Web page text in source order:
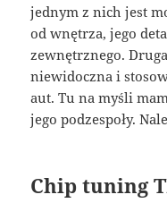
jednym z nich jest
od wnętrza, jego
zewnętrznego.
niewidoczna i
aut. Tu na myśli
jego podzespoły.
Chip tuning